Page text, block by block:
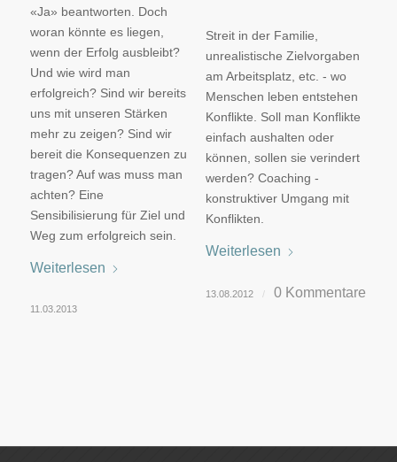
«Ja» beantworten. Doch
woran könnte es liegen,
wenn der Erfolg ausbleibt?
Und wie wird man
erfolgreich? Sind wir bereits
uns mit unseren Stärken
mehr zu zeigen? Sind wir
bereit die Konsequenzen zu
tragen? Auf was muss man
achten? Eine
Sensibilisierung für Ziel und
Weg zum erfolgreich sein.
Weiterlesen
11.03.2013
Streit in der Familie,
unrealistische Zielvorgaben
am Arbeitsplatz, etc. - wo
Menschen leben entstehen
Konflikte. Soll man Konflikte
einfach aushalten oder
können, sollen sie verindert
werden? Coaching -
konstruktiver Umgang mit
Konflikten.
Weiterlesen
13.08.2012 / 0 Kommentare